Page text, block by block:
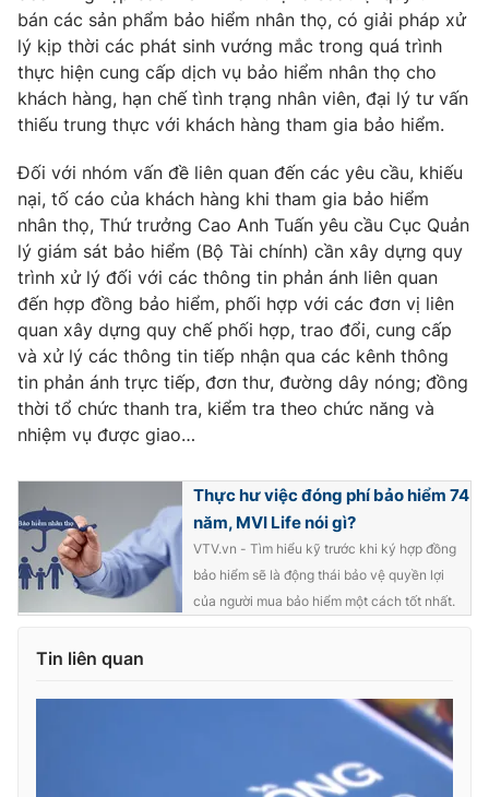
bán các sản phẩm bảo hiểm nhân thọ, có giải pháp xử
lý kịp thời các phát sinh vướng mắc trong quá trình
thực hiện cung cấp dịch vụ bảo hiểm nhân thọ cho
khách hàng, hạn chế tình trạng nhân viên, đại lý tư vấn
thiếu trung thực với khách hàng tham gia bảo hiểm.
Đối với nhóm vấn đề liên quan đến các yêu cầu, khiếu
nại, tố cáo của khách hàng khi tham gia bảo hiểm
nhân thọ, Thứ trưởng Cao Anh Tuấn yêu cầu Cục Quản
lý giám sát bảo hiểm (Bộ Tài chính) cần xây dựng quy
trình xử lý đối với các thông tin phản ánh liên quan
đến hợp đồng bảo hiểm, phối hợp với các đơn vị liên
quan xây dựng quy chế phối hợp, trao đổi, cung cấp
và xử lý các thông tin tiếp nhận qua các kênh thông
tin phản ánh trực tiếp, đơn thư, đường dây nóng; đồng
thời tổ chức thanh tra, kiểm tra theo chức năng và
nhiệm vụ được giao…
Thực hư việc đóng phí bảo hiểm 74
năm, MVI Life nói gì?
VTV.vn - Tìm hiểu kỹ trước khi ký hợp đồng
bảo hiểm sẽ là động thái bảo vệ quyền lợi
của người mua bảo hiểm một cách tốt nhất.
Tin liên quan